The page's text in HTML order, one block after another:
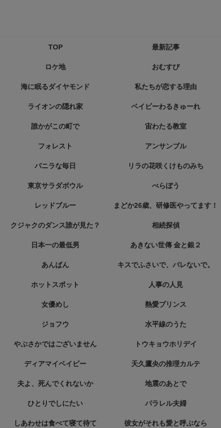
TOP 最新記事
ロケ地 おむすび
海に眠るダイヤモンド 私たちが恋する理由
ライオンの隠れ家 ベイビーわるきゅーれ
誰かがこの町で 宙わたる教室
フォレスト アンサンブル
バニラな毎日 リラの花咲くけものみち
東京サラダボウル べらぼう
レッドブルー まどか26歳、研修医やってます！
クジャクのダンス誰が見た？ 相続探偵
日本一の最低男 あきない世傳 金と銀２
あんぱん キスでふさいで、バレないで。
ホットスポット 人事の人見
女優めし 熱愛プリンス
ジョフウ 水平線のうた
やぶさかではございません トウキョウホリデイ
ディアマイベイビー 天久鷹央の推理カルテ
夫よ、死んでくれないか 地震のあとで
ひとりでしにたい パラレル夫婦
しあわせは食べて寝て待て 彼女がそれも愛と呼ぶなら